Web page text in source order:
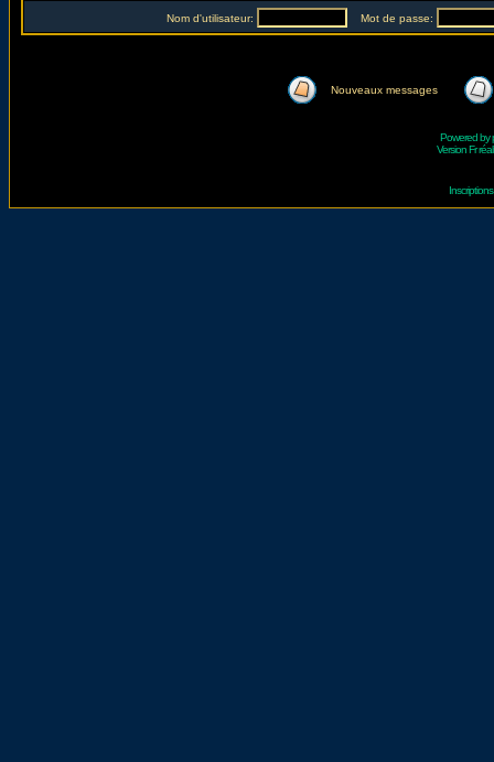
Nom d'utilisateur: Mot de passe:
Nouveaux messages
Powered by
Version Fr